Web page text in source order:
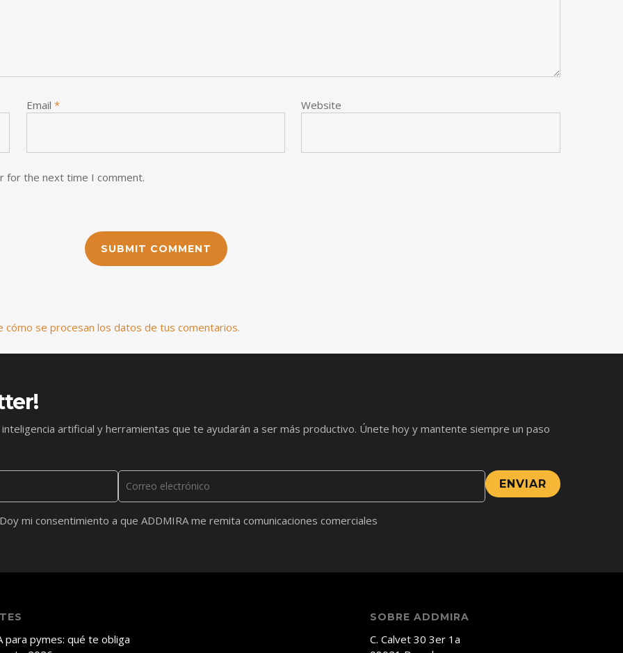
Email * Website
for the next time I comment.
cómo se procesan los datos de tus comentarios.
artificial y herramientas que te ayudarán a ser más productivo. Únete hoy y mantente siempre un paso
Doy mi consentimiento a que ADDMIRA me remita comunicaciones comerciales
ENVIAR
para pymes: qué te obliga
SOBRE ADDMIRA
C. Calvet 30 3er 1a